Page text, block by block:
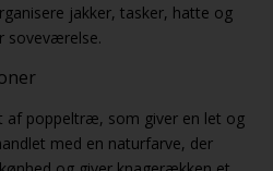
jakker, tasker, hatte og
soveværelse.
af poppeltræ, som giver en let og
med en naturfarve, der